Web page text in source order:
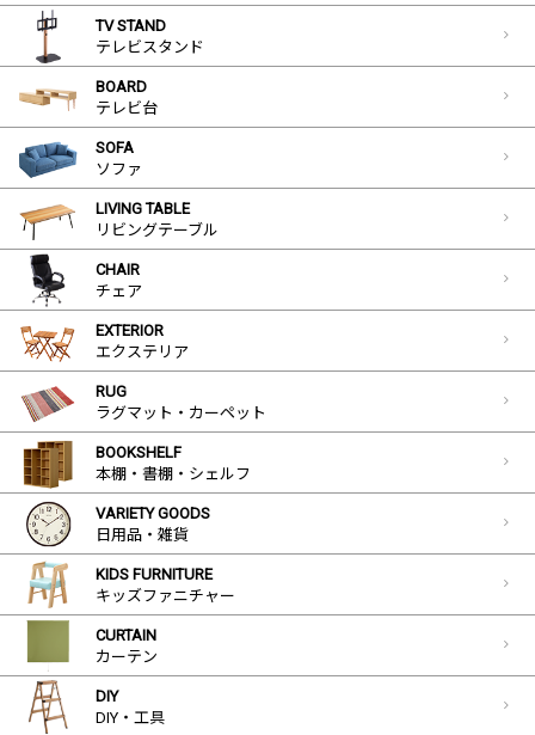
TV STAND
テレビスタンド
BOARD
テレビ台
SOFA
ソファ
LIVING TABLE
リビングテーブル
CHAIR
チェア
EXTERIOR
エクステリア
RUG
ラグマット・カーペット
BOOKSHELF
本棚・書棚・シェルフ
VARIETY GOODS
日用品・雑貨
KIDS FURNITURE
キッズファニチャー
CURTAIN
カーテン
DIY
DIY・工具